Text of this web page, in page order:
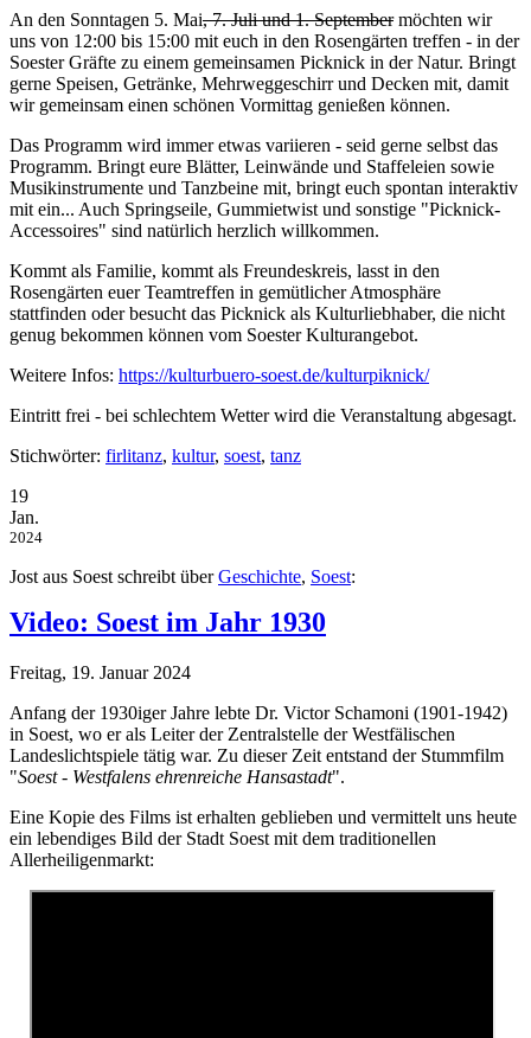
An den Sonntagen 5. Mai, 7. Juli und 1. Septembermöchten wir
uns von 12:00 bis 15:00 mit euch in den Rosengärten treffen - in der
Soester Gräfte zu einem gemeinsamen Picknick in der Natur. Bringt
gerne Speisen, Getränke, Mehrweggeschirr und Decken mit, damit
wir gemeinsam einen schönen Vormittag genießen können.
Das Programm wird immer etwas variieren - seid gerne selbst das
Programm. Bringt eure Blätter, Leinwände und Staffeleien sowie
Musikinstrumente und Tanzbeine mit, bringt euch spontan interaktiv
mit ein... Auch Springseile, Gummietwist und sonstige "Picknick-
Accessoires" sind natürlich herzlich willkommen.
Kommt als Familie, kommt als Freundeskreis, lasst in den
Rosengärten euer Teamtreffen in gemütlicher Atmosphäre
stattfinden oder besucht das Picknick als Kulturliebhaber, die nicht
genug bekommen können vom Soester Kulturangebot.
Weitere Infos: https://kulturbuero-soest.de/kulturpiknick/
Eintritt frei - bei schlechtem Wetter wird die Veranstaltung abgesagt.
Stichwörter: firlitanz, kultur, soest, tanz
19
Jan.
2024
Jost aus Soest schreibt überGeschichte, Soest:
Video: Soest im Jahr 1930
Freitag, 19. Januar 2024
Anfang der 1930iger Jahre lebte Dr. Victor Schamoni (1901-1942)
in Soest, wo er als Leiter der Zentralstelle der Westfälischen
Landeslichtspiele tätig war. Zu dieser Zeit entstand der Stummfilm
"Soest - Westfalens ehrenreiche Hansastadt".
Eine Kopie des Films ist erhalten geblieben und vermittelt uns heute
ein lebendiges Bild der Stadt Soest mit dem traditionellen
Allerheiligenmarkt: